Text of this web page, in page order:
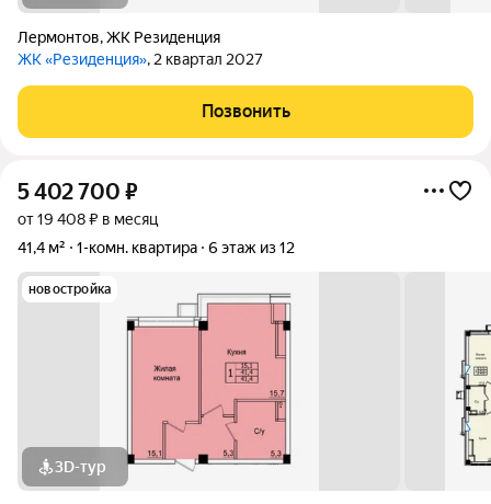
Лермонтов,ЖК Резиденция
ЖК «Резиденция», 2 квартал 2027
Позвонить
5 402 700 ₽
от 19 408 ₽ в месяц
41,4 м²
1-комн. квартира 6 этаж из 12
новостройка
3D-тур